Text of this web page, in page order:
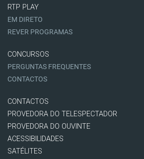
RTP PLAY
EM DIRETO
REVER PROGRAMAS
CONCURSOS
PERGUNTAS FREQUENTES
CONTACTOS
CONTACTOS
PROVEDORA DO TELESPECTADOR
PROVEDORA DO OUVINTE
ACESSIBILIDADES
SATÉLITES